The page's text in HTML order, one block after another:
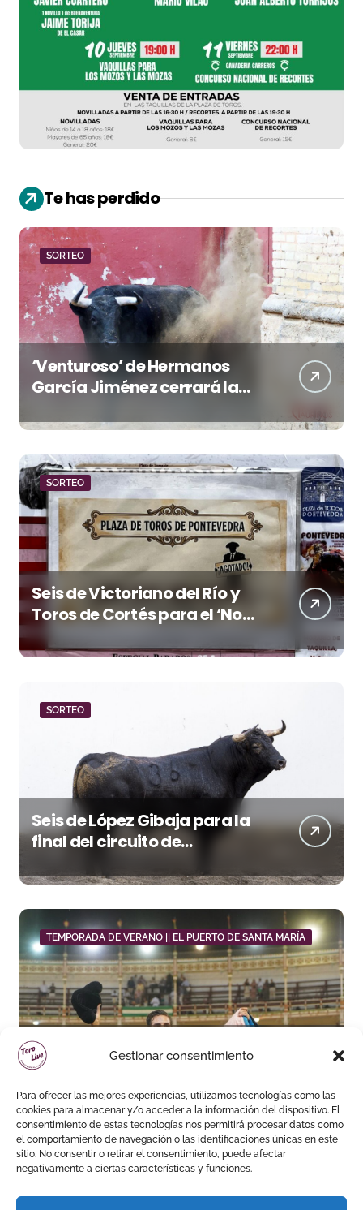
Gestionar consentimiento
Para ofrecer las mejores experiencias, utilizamos tecnologías como las
cookies para almacenar y/o acceder a la información del dispositivo. El
consentimiento de estas tecnologías nos permitirá procesar datos como
el comportamiento de navegación o las identificaciones únicas en este
sitio. No consentir o retirar el consentimiento, puede afectar
negativamente a ciertas características y funciones.
Te has perdido
SORTEO
‘Venturoso’ de Hermanos
García Jiménez cerrará la
SORTEO
Seis de Victoriano del Río y
Toros de Cortés para el ‘No
Hay Localidades’ de esta
tarde en Pontevedra
SORTEO
Seis de López Gibaja para la
final del circuito de
Málaga
TEMPORADA DE VERANO || EL PUERTO DE SANTA MARÍA
Daniel Crespo reivindica su
sitio con una gran faena y dos
orejas